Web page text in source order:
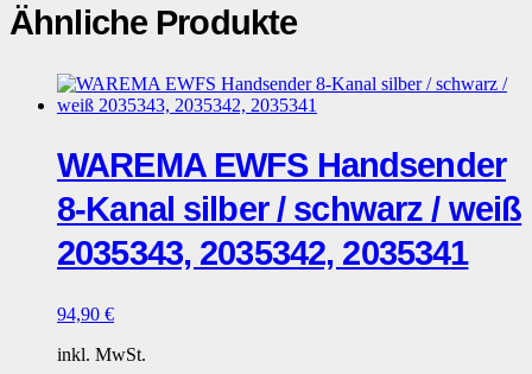
Ähnliche Produkte
WAREMA EWFS Handsender
8-Kanal silber / schwarz / weiß
2035343, 2035342, 2035341
94,90 €
inkl. MwSt.